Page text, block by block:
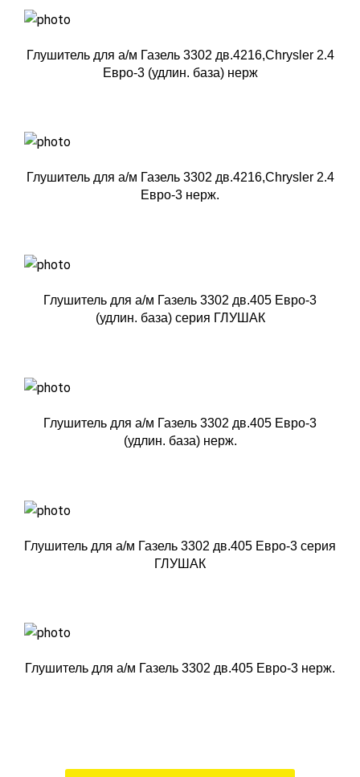
Глушитель для а/м Газель 3302 дв.4216,Chrysler 2.4
Евро-3 (удлин. база) нерж
Глушитель для а/м Газель 3302 дв.4216,Chrysler 2.4
Евро-3 нерж.
Глушитель для а/м Газель 3302 дв.405 Евро-3
(удлин. база) серия ГЛУШАК
Глушитель для а/м Газель 3302 дв.405 Евро-3
(удлин. база) нерж.
Глушитель для а/м Газель 3302 дв.405 Евро-3 серия
ГЛУШАК
Глушитель для а/м Газель 3302 дв.405 Евро-3 нерж.